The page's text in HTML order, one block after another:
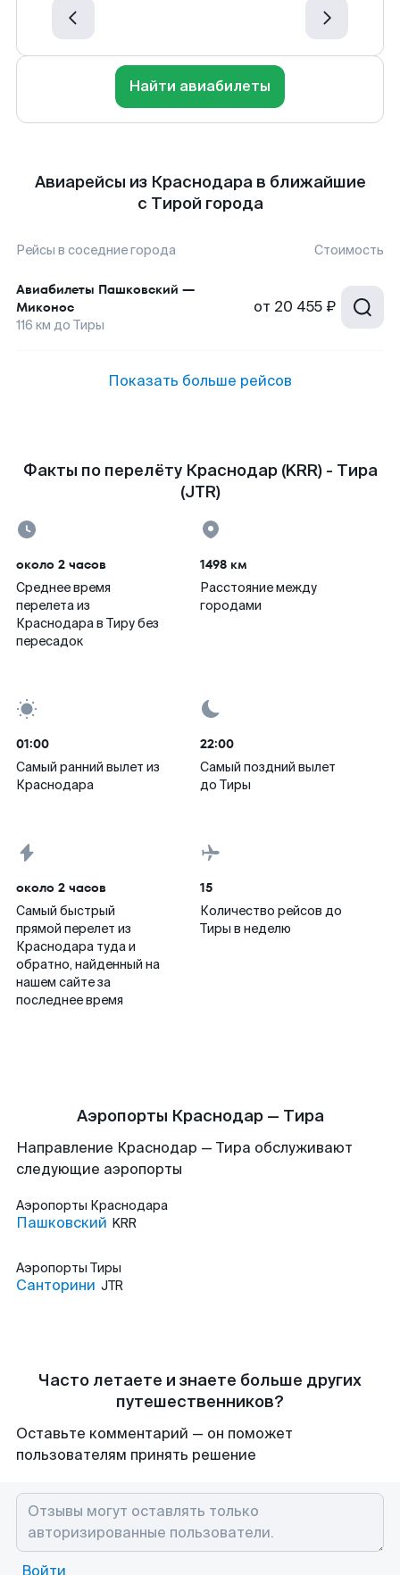
Найти авиабилеты
Авиарейсы из Краснодара в ближайшие
с Тирой города
Рейсы в соседние города Стоимость
Авиабилеты Пашковский —
Миконос
116 км до Тиры
от 20 455 ₽
Показать больше рейсов
Факты по перелёту Краснодар (KRR) - Тира
(JTR)
около 2 часов
Среднее время
перелета из
Краснодара в Тиру без
пересадок
1498 км
Расстояние между
городами
01:00
Самый ранний вылет из
Краснодара
22:00
Самый поздний вылет
до Тиры
около 2 часов
Самый быстрый
прямой перелет из
Краснодара туда и
обратно, найденный на
нашем сайте за
последнее время
15
Количество рейсов до
Тиры в неделю
Аэропорты Краснодар — Тира
Направление Краснодар — Тира обслуживают
следующие аэропорты
Аэропорты Краснодара
Пашковский KRR
Аэропорты Тиры
Санторини JTR
Часто летаете и знаете больше других
путешественников?
Оставьте комментарий — он поможет
пользователям принять решение
Войти